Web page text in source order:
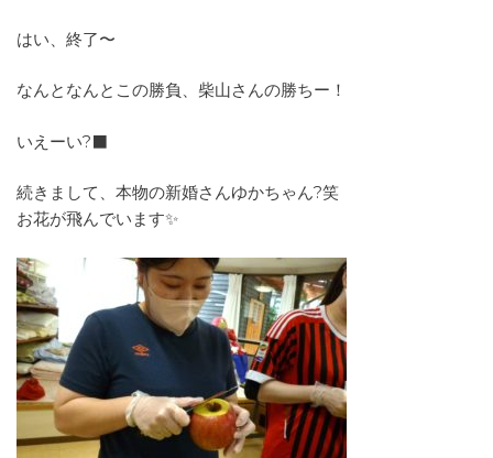
はい、終了〜
なんとなんとこの勝負、柴山さんの勝ちー！
いえーい?‍⬛
続きまして、本物の新婚さんゆかちゃん?笑
お花が飛んでいます✨